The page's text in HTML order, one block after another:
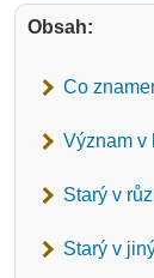
Obsah:
Co
Význam v
Starý v
Starý v